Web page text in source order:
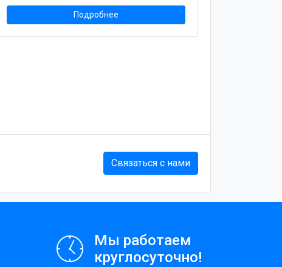
Подробнее
Связаться с нами
Мы работаем
круглосуточно!